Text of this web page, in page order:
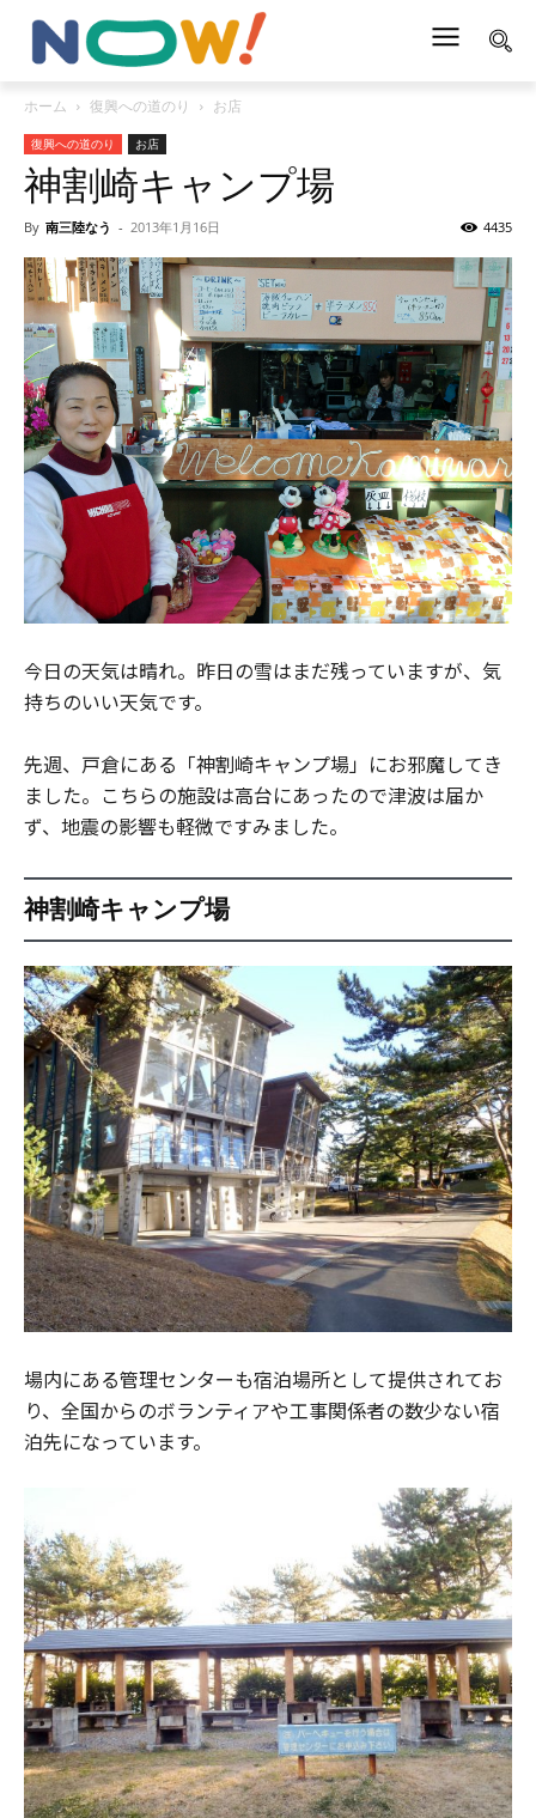
ホーム 復興への道のり お店
復興への道のり お店
神割崎キャンプ場
By 南三陸なう - 2013年1月16日 4435
今日の天気は晴れ。昨日の雪はまだ残っていますが、気
持ちのいい天気です。
先週、戸倉にある「神割崎キャンプ場」にお邪魔してき
ました。こちらの施設は高台にあったので津波は届か
ず、地震の影響も軽微ですみました。
神割崎キャンプ場
場内にある管理センターも宿泊場所として提供されてお
り、全国からのボランティアや工事関係者の数少ない宿
泊先になっています。